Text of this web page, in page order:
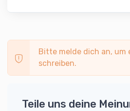
Bitte melde dich an, um
schreiben.
Teile uns deine